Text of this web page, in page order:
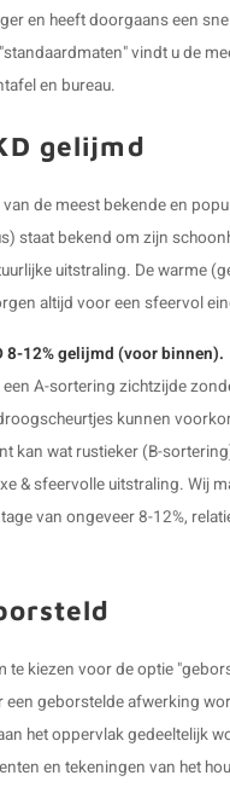
en heeft doorgaans een
vindt u de
en bureau.
gelijmd
de meest bekende en
staat bekend om zijn
uitstraling. De warme
altijd voor een sfeervol
8-12% gelijmd (voor binnen).
A-sortering zichtzijde
kunnen
kan wat rustieker (B-
& sfeervolle uitstraling. Wij
van ongeveer 8-12%,
te kiezen voor de optie
een geborstelde afwerking
het oppervlak gedeeltelijk
en tekeningen van het